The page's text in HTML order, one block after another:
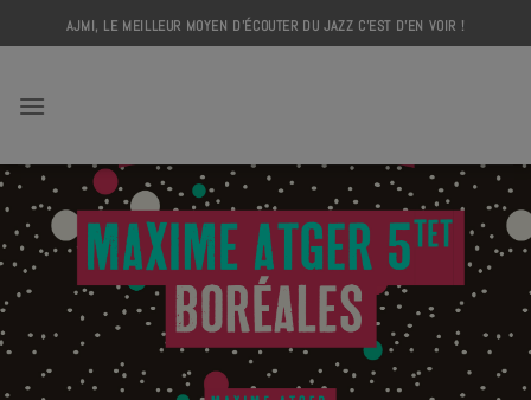
to
AJMI, LE MEILLEUR MOYEN D'ÉCOUTER DU JAZZ C'EST D'EN VOIR !